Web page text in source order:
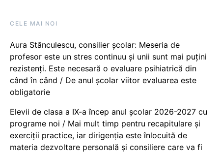
CELE MAI NOI
Aura Stănculescu, consilier școlar: Meseria de
profesor este un stres continuu și unii sunt mai puțini
rezistenți. Este necesară o evaluare psihiatrică din
când în când / De anul școlar viitor evaluarea este
obligatorie
Elevii de clasa a IX-a încep anul școlar 2026-2027 cu
programe noi / Mai mult timp pentru recapitulare și
exerciții practice, iar dirigenția este înlocuită de
materia dezvoltare personală și consiliere care va fi